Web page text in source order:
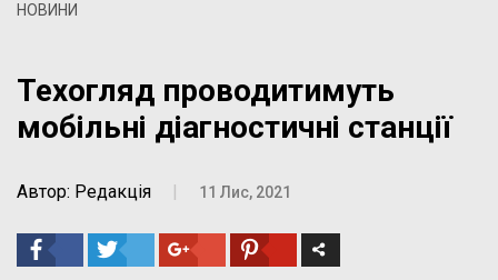
НОВИНИ
Техогляд проводитимуть
мобільні діагностичні станції
Автор: Редакція 11 Лис, 2021